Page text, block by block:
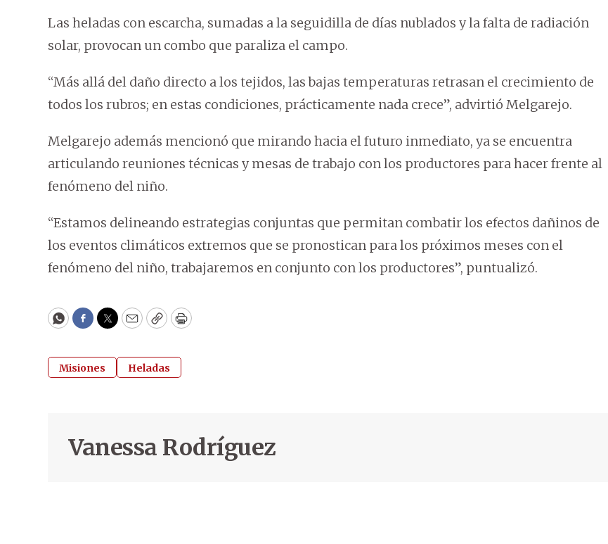
Las heladas con escarcha, sumadas a la seguidilla de días nublados y la falta de radiación
solar, provocan un combo que paraliza el campo.
“Más allá del daño directo a los tejidos, las bajas temperaturas retrasan el crecimiento de
todos los rubros; en estas condiciones, prácticamente nada crece”, advirtió Melgarejo.
Melgarejo además mencionó que mirando hacia el futuro inmediato, ya se encuentra
articulando reuniones técnicas y mesas de trabajo con los productores para hacer frente al
fenómeno del niño.
“Estamos delineando estrategias conjuntas que permitan combatir los efectos dañinos de
los eventos climáticos extremos que se pronostican para los próximos meses con el
fenómeno del niño, trabajaremos en conjunto con los productores”, puntualizó.
WhatsApp
Facebook
Twitter
EmailCopyPrint
Misiones Heladas
Vanessa Rodríguez